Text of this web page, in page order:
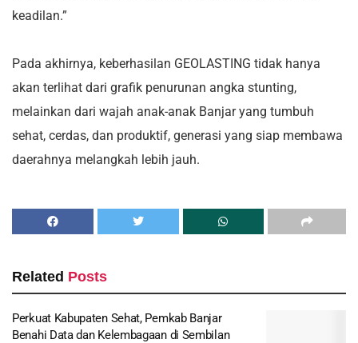
keadilan.”
Pada akhirnya, keberhasilan GEOLASTING tidak hanya
akan terlihat dari grafik penurunan angka stunting,
melainkan dari wajah anak-anak Banjar yang tumbuh
sehat, cerdas, dan produktif, generasi yang siap membawa
daerahnya melangkah lebih jauh.
Related Posts
Perkuat Kabupaten Sehat, Pemkab Banjar
Benahi Data dan Kelembagaan di Sembilan